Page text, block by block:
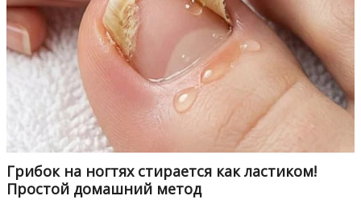
Грибок на ногтях стирается как ластиком!
Простой домашний метод